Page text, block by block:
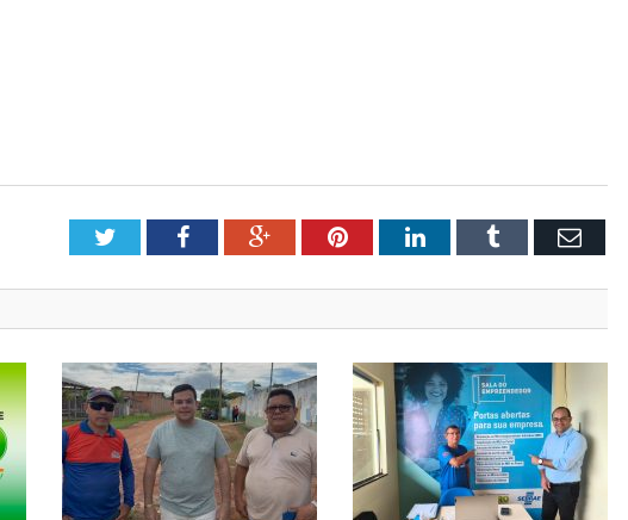
TwitterFacebookGoogle+PinterestLinkedInTumblr Email